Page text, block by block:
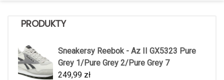
PRODUKTY
Sneakersy Reebok - Az II GX5323 Pure
Grey 1/Pure Grey 2/Pure Grey 7
249,99 zł